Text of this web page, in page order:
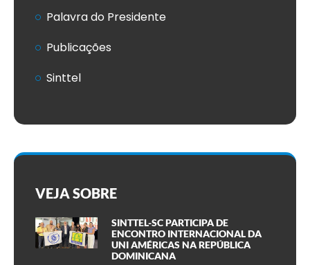
Palavra do Presidente
Publicações
Sinttel
VEJA SOBRE
SINTTEL-SC PARTICIPA DE
ENCONTRO INTERNACIONAL DA
UNI AMÉRICAS NA REPÚBLICA
DOMINICANA